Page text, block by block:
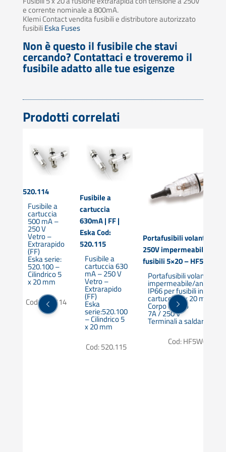
e corrente nominale a 800mA.
Klemi Contact vendita fusibili e distributore autorizzato
fusibiliEska Fuses
Non è questo il fusibile che stavi
cercando? Contattaci e troveremo il
fusibile adatto alle tue esigenze
Prodotti correlati
520.114
Fusibile a
cartuccia
500 mA –
250 V
Vetro –
Extrarapido
(FF)
Eska serie:
520.100 –
Cilindrico 5
x 20 mm
Cod: 520.114
Fusibile a
cartuccia
630mA | FF |
Eska Cod:
520.115
Fusibile a
cartuccia 630
mA – 250 V
Vetro –
Extrarapido
(FF)
Eska
serie:520.100
– Cilindrico 5
x 20 mm
Cod: 520.115
Portafusibili volante 7 A /
250V impermeabile IP66
fusibili 5×20 – HF5W03
Portafusibili volante
impermeabile/
IP66 per fusibili in vetro
cartuccia 5 x 20 mm
Corpo chiuso
7A / 250 V
Terminali a saldare
Cod: HF5W03